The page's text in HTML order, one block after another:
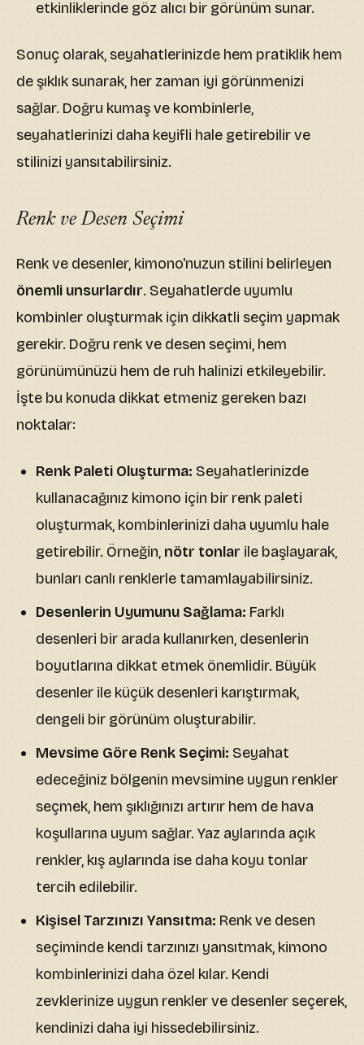
etkinliklerinde göz alıcı bir görünüm sunar.
Sonuç olarak, seyahatlerinizde hem pratiklik hem
de şıklık sunarak, her zaman iyi görünmenizi
sağlar. Doğru kumaş ve kombinlerle,
seyahatlerinizi daha keyifli hale getirebilir ve
stilinizi yansıtabilirsiniz.
Renk ve Desen Seçimi
Renk ve desenler, kimono'nuzun stilini belirleyen
önemli unsurlardır. Seyahatlerde uyumlu
kombinler oluşturmak için dikkatli seçim yapmak
gerekir. Doğru renk ve desen seçimi, hem
görünümünüzü hem de ruh halinizi etkileyebilir.
İşte bu konuda dikkat etmeniz gereken bazı
noktalar:
Renk Paleti Oluşturma: Seyahatlerinizde
kullanacağınız kimono için bir renk paleti
oluşturmak, kombinlerinizi daha uyumlu hale
getirebilir. Örneğin, nötr tonlar ile başlayarak,
bunları canlı renklerle tamamlayabilirsiniz.
Desenlerin Uyumunu Sağlama: Farklı
desenleri bir arada kullanırken, desenlerin
boyutlarına dikkat etmek önemlidir. Büyük
desenler ile küçük desenleri karıştırmak,
dengeli bir görünüm oluşturabilir.
Mevsime Göre Renk Seçimi: Seyahat
edeceğiniz bölgenin mevsimine uygun renkler
seçmek, hem şıklığınızı artırır hem de hava
koşullarına uyum sağlar. Yaz aylarında açık
renkler, kış aylarında ise daha koyu tonlar
tercih edilebilir.
Kişisel Tarzınızı Yansıtma: Renk ve desen
seçiminde kendi tarzınızı yansıtmak, kimono
kombinlerinizi daha özel kılar. Kendi
zevklerinize uygun renkler ve desenler seçerek,
kendinizi daha iyi hissedebilirsiniz.